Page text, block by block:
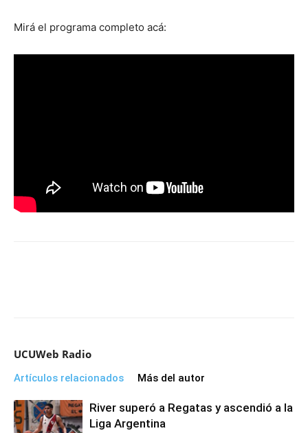
Mirá el programa completo acá:
UCUWeb Radio
Artículos relacionados Más del autor
River superó a Regatas y ascendió a la
Liga Argentina